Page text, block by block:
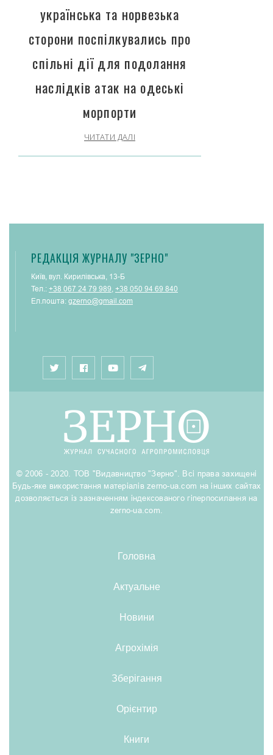
українська та норвезька
сторони поспілкувались про
спільні дії для подолання
наслідків атак на одеські
морпорти
ЧИТАТИ ДАЛІ
РЕДАКЦІЯ ЖУРНАЛУ "ЗЕРНО"
Київ, вул. Кирилівська, 13-Б
Тел.: +38 067 24 79 989 +38 050 94 69 840
Ел.пошта: gzerno@gmail.com
© 2006 - 2020. ТОВ "Видавництво "Зерно". Всі права захищені
Будь-яке використання матеріалів zerno-ua.com на інших сайтах
дозволяється із зазначенням індексованого гіперпосилання на
zerno-ua.com.
Головна
Актуальне
Новини
Агрохімія
Зберігання
Орієнтир
Книги